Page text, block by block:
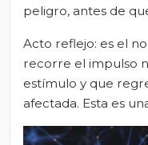
peligro, antes de
Acto reflejo: es el
recorre el impulso
estímulo y que
afectada. Esta es